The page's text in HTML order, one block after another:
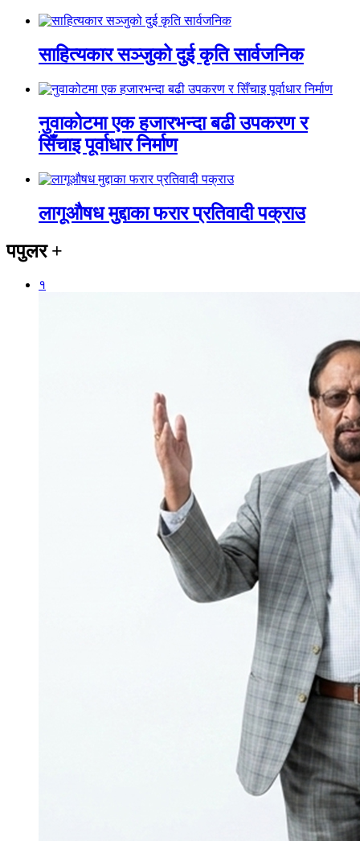
साहित्यकार सञ्जुको दुई कृति सार्वजनिक
नुवाकोटमा एक हजारभन्दा बढी उपकरण र
सिँचाइ पूर्वाधार निर्माण
लागूऔषध मुद्दाका फरार प्रतिवादी पक्राउ
पपुलर+
१